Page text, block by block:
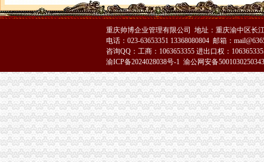
关于对重庆市中级执行贵州进出口商品检验局开办的振环公
重庆441人遭遇非吸资2000多万元本难归-中新网
广州地区分公司注册,分公司注销,分公司税代理-商务服务-滨州
朝的分公司注销需要哪些材料？_中国贸易网
云南云天化股份有限公司2008年年度股东大会决议公告-评论频道-和讯网
重庆分公司撤销
邮政集团改制获批：31个省级邮政变分公司-搜狐财经
两年前搬家没注销宽带小伙被2200元账单雷焦了_新闻中心_中国网
我爱我家分公司被取消网签做阴合同助人避税-曝光台-成都乐居网
北京代理外资分公司注销程序-直辖市重庆咨询信息
重庆市人力资源和保障局公众信息网----重庆市劳动和保障局关
重庆帅博企业管理有限公司 地址：重庆渝中区长
电话：023-63653351 13368080804 邮箱：
咨询QQ：工商：1063653355 进出口权：
渝ICP备2024028038号-1 渝公网安备